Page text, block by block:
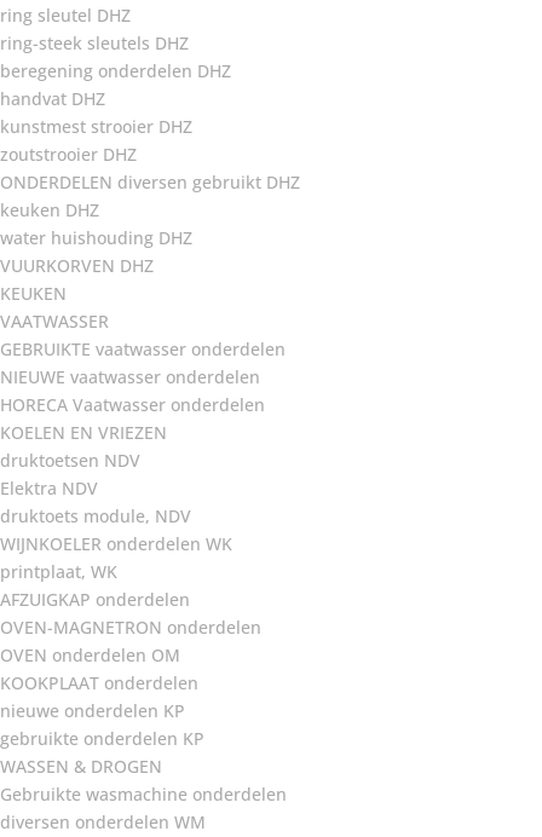
ring sleutel DHZ
ring-steek sleutels DHZ
beregening onderdelen DHZ
handvat DHZ
kunstmest strooier DHZ
zoutstrooier DHZ
ONDERDELEN diversen gebruikt DHZ
keuken DHZ
water huishouding DHZ
VUURKORVEN DHZ
KEUKEN
VAATWASSER
GEBRUIKTE vaatwasser onderdelen
NIEUWE vaatwasser onderdelen
HORECA Vaatwasser onderdelen
KOELEN EN VRIEZEN
druktoetsen NDV
Elektra NDV
druktoets module, NDV
WIJNKOELER onderdelen WK
printplaat, WK
AFZUIGKAP onderdelen
OVEN-MAGNETRON onderdelen
OVEN onderdelen OM
KOOKPLAAT onderdelen
nieuwe onderdelen KP
gebruikte onderdelen KP
WASSEN & DROGEN
Gebruikte wasmachine onderdelen
diversen onderdelen WM